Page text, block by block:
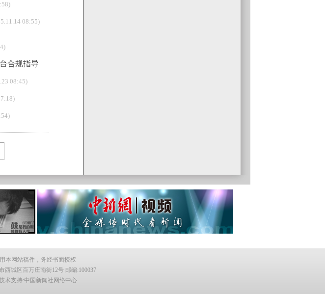
08:55)
合规指导
08:45)
本网站稿件，务经书面授权
西城区百万庄南街12号 邮编:100037
术支持:中国新闻社网络中心